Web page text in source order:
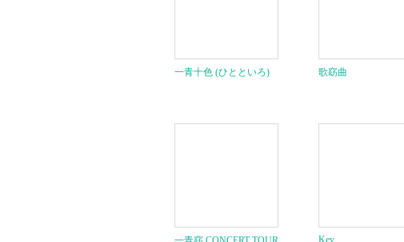
一青十色 (ひとといろ) 歌窈曲
Key